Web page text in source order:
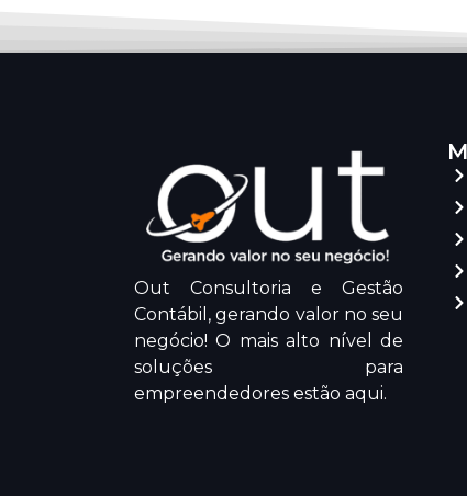
Out Consultoria e Gestão
Contábil, gerando valor no seu
negócio! O mais alto nível de
soluções para
empreendedores estão aqui.